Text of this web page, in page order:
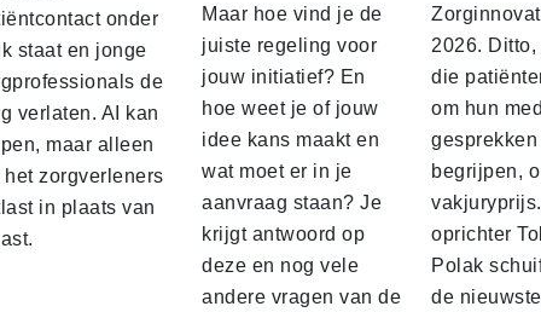
onder
staat en jonge
de
verlaten. AI kan
maar alleen
het zorgverleners
in plaats van
Maar hoe vind je de
juiste regeling voor
jouw initiatief? En
hoe weet je of jouw
idee kans maakt en
wat moet er in je
aanvraag staan? Je
krijgt antwoord op
deze en nog vele
andere vragen van de
2026.
die
om hun
begrijpen,
oprichter
Polak
de